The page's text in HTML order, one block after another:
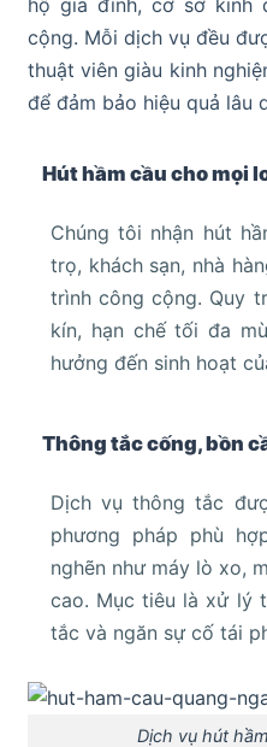
cộng. Mỗi dịch vụ đều
thuật viên giàu kinh
để đảm bảo hiệu quả lâu
Hút hầm cầu cho mọi
Chúng tôi nhận hút
trọ, khách sạn, nhà
trình công cộng. Quy
kín, hạn chế tối đa
hưởng đến sinh hoạt
Thông tắc cống, bồn
Dịch vụ thông tắc
phương pháp phù
nghẽn như máy lò xo,
cao. Mục tiêu là xử lý
tắc và ngăn sự cố tái
Dịch vụ hút